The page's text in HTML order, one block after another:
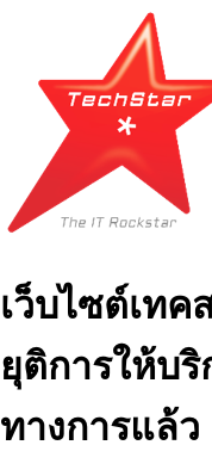
เว็บไซต์เทค
ยุติการให้บริ
ทางการแล้ว